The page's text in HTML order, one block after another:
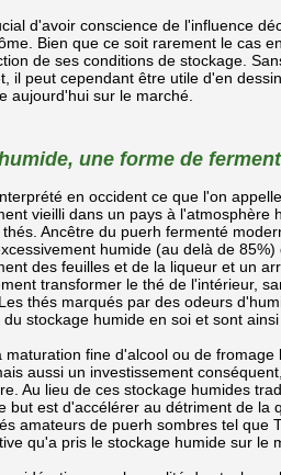
d'avoir conscience de l'influence
Bien que ce soit rarement le cas
de ses conditions de stockage.
il peut cependant être utile d'en
aujourd'hui sur le marché.
une forme de
en occident ce que l'on
vieilli dans un pays à
Ancêtre du puerh fermenté
humide (au delà de
des feuilles et de la liqueur et un
transformer le thé de l'intérieur,
thés marqués par des odeurs
du stockage humide en soi et sont
maturation fine d'alcool ou de
aussi un investissement
Au lieu de ces stockage humides
but est d'accélérer au détriment de
amateurs de puerh sombres tel que
qu'a pris le stockage humide sur le